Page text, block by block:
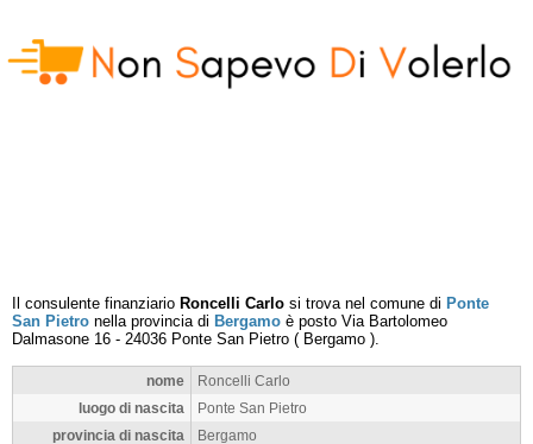
Il consulente finanziario Roncelli Carlo si trova nel comune di Ponte
San Pietro nella provincia di Bergamo è posto Via Bartolomeo
Dalmasone 16 - 24036 Ponte San Pietro ( Bergamo ).
nome
Roncelli Carlo
luogo di nascita
Ponte San Pietro
provincia di nascita
Bergamo